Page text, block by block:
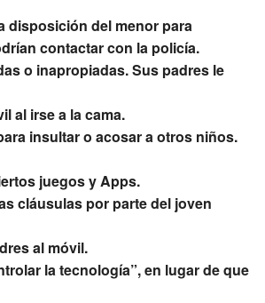
disposición del menor para
contactar con la policía.
o inapropiadas. Sus padres le
al irse a la cama.
insultar o acosar a otros niños.
juegos y Apps.
cláusulas por parte del joven
al móvil.
la tecnología”, en lugar de que